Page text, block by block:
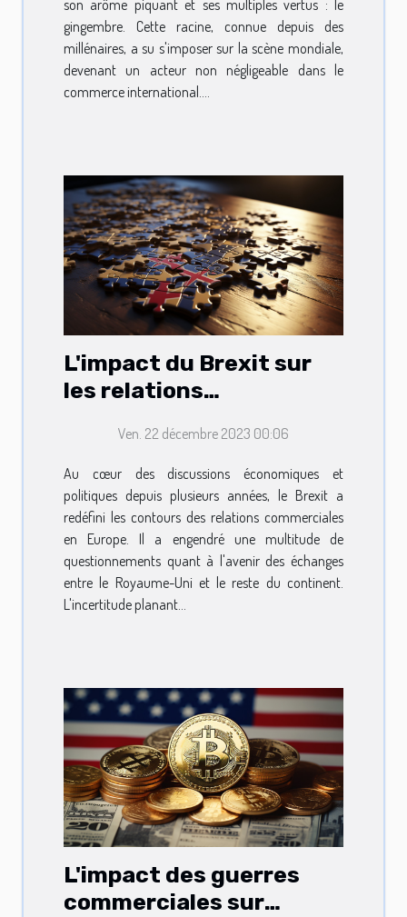
son arôme piquant et ses multiples vertus : le
gingembre. Cette racine, connue depuis des
millénaires, a su s'imposer sur la scène mondiale,
devenant un acteur non négligeable dans le
commerce international....
L'impact du Brexit sur
les relations
européennes
Ven. 22 décembre 2023 00:06
Au cœur des discussions économiques et
politiques depuis plusieurs années, le Brexit a
redéfini les contours des relations commerciales
en Europe. Il a engendré une multitude de
questionnements quant à l'avenir des échanges
entre le Royaume-Uni et le reste du continent.
L'incertitude planant...
L'impact des guerres
commerciales sur